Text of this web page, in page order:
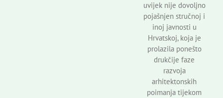
uvijek nije dovoljno
pojašnjen stručnoj i
inoj javnosti u
Hrvatskoj, koja je
prolazila ponešto
drukčije faze
razvoja
arhitektonskih
poimanja tijekom